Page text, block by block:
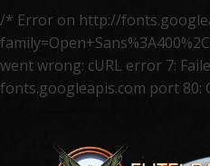
/* Error on http://
went wrong: cURL error 7:
fonts.googleapis.com port